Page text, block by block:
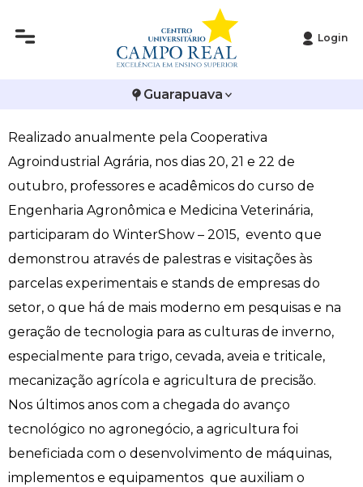
Login
Guarapuava
WinterShow – Tecnologia na produção de Cereais
Realizado anualmente pela Cooperativa
Agroindustrial Agrária, nos dias 20, 21 e 22 de
outubro, professores e acadêmicos do curso de
Engenharia Agronômica e Medicina Veterinária,
participaram do WinterShow – 2015, evento que
demonstrou através de palestras e visitações às
parcelas experimentais e stands de empresas do
setor, o que há de mais moderno em pesquisas e na
geração de tecnologia para as culturas de inverno,
especialmente para trigo, cevada, aveia e triticale,
mecanização agrícola e agricultura de precisão.
Nos últimos anos com a chegada do avanço
tecnológico no agronegócio, a agricultura foi
beneficiada com o desenvolvimento de máquinas,
implementos e equipamentos que auxiliam o
Infraestrutura
Editais
Publicações Institucionais
Arquitetura e Urbanismo
Biomedicina
Ciências Contábeis
Direito
Enfermagem
Engenharia Agronômica
Engenharia Civil
Engenharia de Software
Engenharia Elétrica
Engenharia Mecânica
Vestibular de Inverno
Vestibular de Medicina
2ª Via de Boleto
Atestado de Matrícula
Atividades Complementares e Sociais
Biblioteca
Calendário Acadêmico
Calendário de Provas
Carteirinha de Estudante
Central de Estágios - TCC
Ensalamento
Horário de Aulas
Manual do Acadêmico
Avalie a Campo Real
Bolsas e Incentivos
CPA
COLAP
Comissão de Ética no Uso de Animais
Comitê de Ética em Pesquisa
Diploma Digital
Educação em Direitos Humanos
Extensão
Infocampo